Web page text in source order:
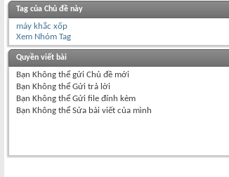
Tag của Chủ đề này
máy khắc xốp
Xem Nhóm Tag
Quyền viết bài
Bạn Không thể gửi Chủ đề mới
Bạn Không thể Gửi trả lời
Bạn Không thể Gửi file đính kèm
Bạn Không thể Sửa bài viết của mình